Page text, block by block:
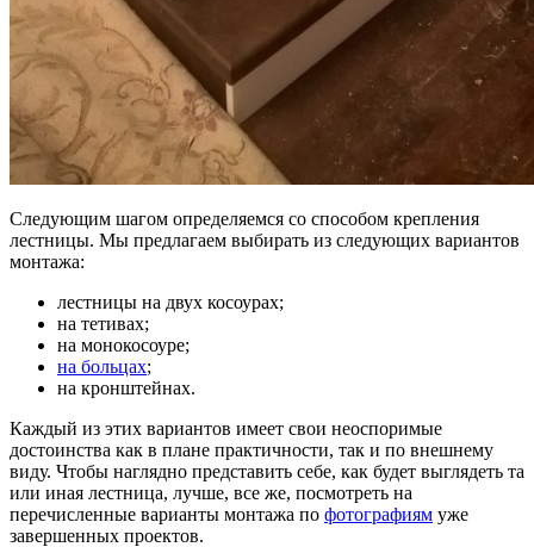
Следующим шагом определяемся со способом крепления
лестницы. Мы предлагаем выбирать из следующих вариантов
монтажа:
лестницы на двух косоурах;
на тетивах;
на монокосоуре;
на больцах;
на кронштейнах.
Каждый из этих вариантов имеет свои неоспоримые
достоинства как в плане практичности, так и по внешнему
виду. Чтобы наглядно представить себе, как будет выглядеть та
или иная лестница, лучше, все же, посмотреть на
перечисленные варианты монтажа по фотографиям уже
завершенных проектов.